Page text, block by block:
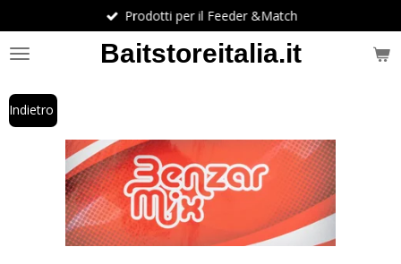
al
contenuto
Baitstoreitalia.it
Prodotti per il Feeder &Match
Indietro